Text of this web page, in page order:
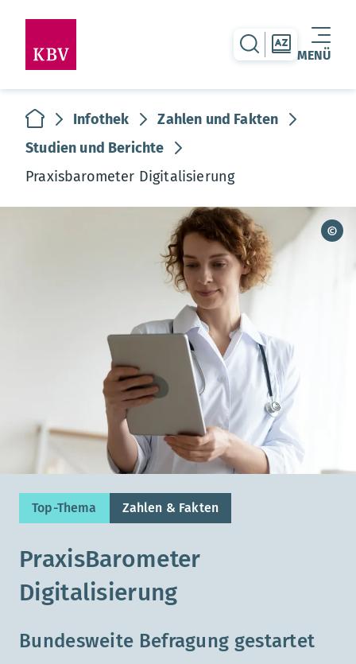
MENÜ
Warenkorb leer
zur Suche-Seite
zur
zur Startseite
Infothek
Zahlen und Fakten
Studien und Berichte
Praxisbarometer Digitalisierung
Top-Thema Zahlen & Fakten
PraxisBarometer
Digitalisierung
Bundesweite Befragung gestartet